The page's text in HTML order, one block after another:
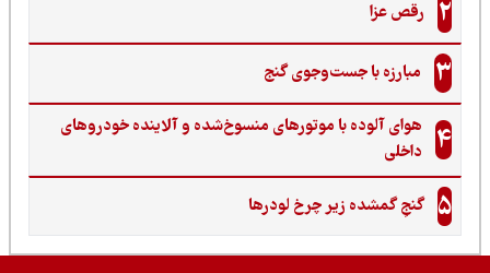
رقص عزا
مبارزه با جست‌وجوی گنج‌
هوای آلوده با موتورهای منسوخ‌شده و آلاینده خودروهای
داخلی
گنجِ گمشده زیر چرخ لودرها